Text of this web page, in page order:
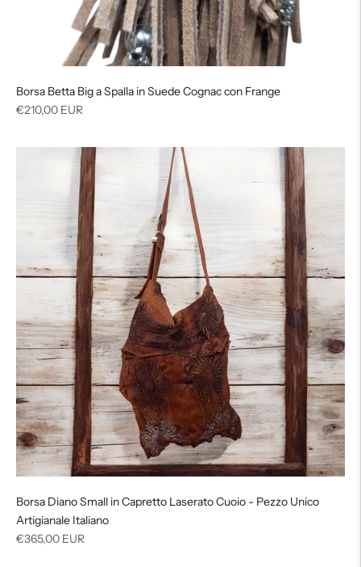
Borsa Betta Big a Spalla in Suede Cognac con Frange
Prezzo
listino
€210,00 EUR
Borsa Diano Small in Capretto Laserato Cuoio - Pezzo Unico
Artigianale Italiano
Prezzo
€365,00 EUR